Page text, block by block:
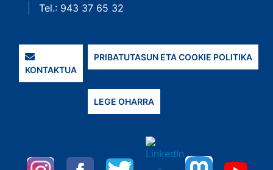
Tel.: 943 37 65 32
KONTAKTUA
PRIBATUTASUN ETA COOKIE POLITIKA
LEGE OHARRA